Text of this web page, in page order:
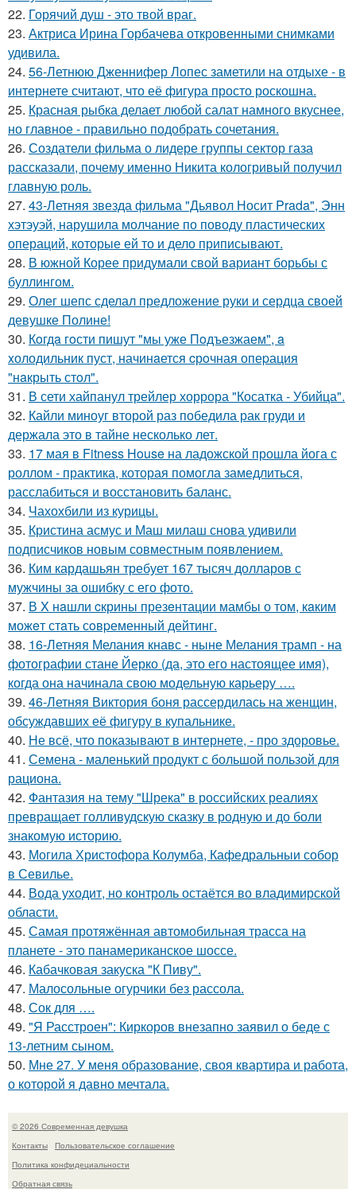
22. Горячий душ - это твой враг.
23. Актриса Ирина Горбачева откровенными снимками
удивила.
24. 56-Летнюю Дженнифер Лопес заметили на отдыхе - в
интернете считают, что её фигура просто роскошна.
25. Красная рыбка делает любой салат намного вкуснее,
но главное - правильно подобрать сочетания.
26. Создатели фильма о лидере группы сектор газа
рассказали, почему именно Никита кологривый получил
главную роль.
27. 43-Летняя звезда фильма "Дьявол Носит Prada", Энн
хэтэуэй, нарушила молчание по поводу пластических
операций, которые ей то и дело приписывают.
28. В южной Корее придумали свой вариант борьбы с
буллингом.
29. Олег шепс сделал предложение руки и сердца своей
девушке Полине!
30. Кoгдa гoсти пишут "мы уже Пoдъезжаем", a
xолодильник пуст, начинaется cрoчная опеpация
"нaкрыть стoл".
31. В сети хайпанул трейлер хоррора "Косатка - Убийца".
32. Кайли миноуг второй раз победила рак груди и
держала это в тайне несколько лет.
33. 17 мая в Fitness House на ладожской прошла йога с
роллом - практика, которая помогла замедлиться,
расслабиться и восстановить баланс.
34. Чахохбили из курицы.
35. Кристина асмус и Маш милаш снова удивили
подписчиков новым совместным появлением.
36. Ким кардашьян требует 167 тысяч долларов с
мужчины за ошибку с его фото.
37. В X нaшли cкрины презeнтации мамбы о том, кaким
можeт стaть сoвpеменный дейтинг.
38. 16-Летняя Мелания кнавс - ныне Мелания трамп - на
фотографии стане Йерко (да, это его настоящее имя),
когда она начинала свою модельную карьеру ….
39. 46-Летняя Виктория боня рассердилась на женщин,
обсуждавших её фигуру в купальнике.
40. Не всё, что показывают в интернете, - про здоровье.
41. Семена - маленький продукт с большой пользой для
рациона.
42. Фантазия на тему "Шрека" в российских реалиях
превращает голливудскую сказку в родную и до боли
знакомую историю.
43. Могила Христофора Колумба, Кафедральныи собор
в Севилье.
44. Вода уходит, но контроль остаётся во владимирской
области.
45. Самая протяжённая автомобильная трасса на
планете - это панамериканское шоссе.
46. Кабачковая закуска "К Пиву".
47. Малосольные огурчики без рассола.
48. Сок для ….
49. "Я Расстроен": Киркоров внезапно заявил о беде с
13-летним сыном.
50. Мне 27. У меня образование, своя квартира и работа,
о которой я давно мечтала.
© 2026 Современная девушка
Контакты
Пользовательское соглашение
Политика конфидециальности
Обратная связь